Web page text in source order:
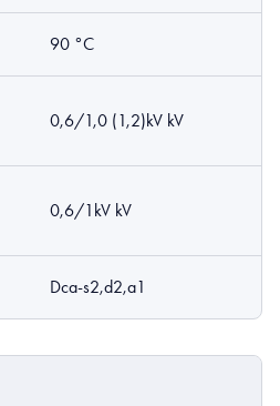
90 °C
0,6/1,0 (1,2)kV kV
0,6/1kV kV
Dca-s2,d2,a1